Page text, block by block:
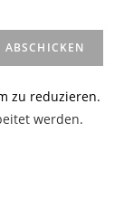
zu reduzieren.
werden.